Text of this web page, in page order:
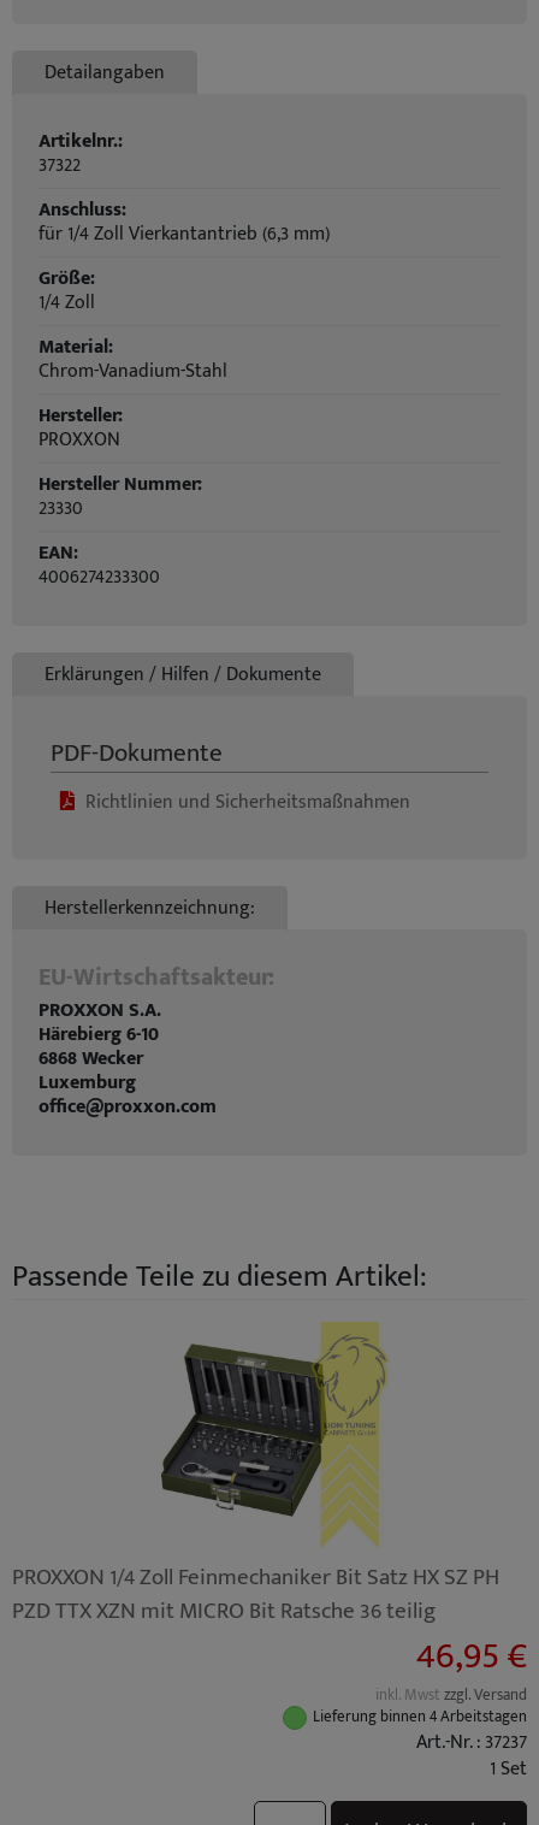
Detailangaben
Artikelnr.:
37322
Anschluss:
für 1/4 Zoll Vierkantantrieb (6,3 mm)
Größe:
1/4 Zoll
Material:
Chrom-Vanadium-Stahl
Hersteller:
PROXXON
Hersteller Nummer:
23330
EAN:
4006274233300
Erklärungen / Hilfen / Dokumente
PDF-Dokumente
Richtlinien und Sicherheitsmaßnahmen
Herstellerkennzeichnung:
EU-Wirtschaftsakteur:
PROXXON S.A.
Härebierg 6-10
6868 Wecker
Luxemburg
office@proxxon.com
Passende Teile zu diesem Artikel:
PROXXON 1/4 Zoll Feinmechaniker Bit Satz HX SZ PH
PZD TTX XZN mit MICRO Bit Ratsche 36 teilig
46,95 €
inkl. Mwstzzgl. Versand
Lieferung binnen 4 Arbeitstagen
Art.-Nr. : 37237
1 Set